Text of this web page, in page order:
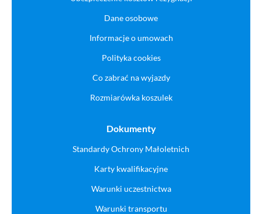
Dane osobowe
Informacje o umowach
Polityka cookies
Co zabrać na wyjazdy
Rozmiarówka koszulek
Dokumenty
Standardy Ochrony Małoletnich
Karty kwalifikacyjne
Warunki uczestnictwa
Warunki transportu